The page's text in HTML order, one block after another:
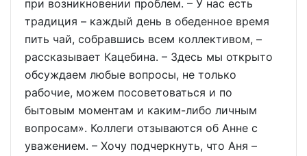
при возникновении проблем. – У нас есть
традиция – каждый день в обеденное время
пить чай, собравшись всем коллективом, –
рассказывает Кацебина. – Здесь мы открыто
обсуждаем любые вопросы, не только
рабочие, можем посоветоваться и по
бытовым моментам и каким-либо личным
вопросам». Коллеги отзываются об Анне с
уважением. – Хочу подчеркнуть, что Аня –